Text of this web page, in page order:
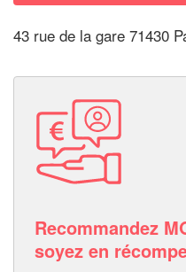
43 rue de la gare 71430
Recommandez
soyez en